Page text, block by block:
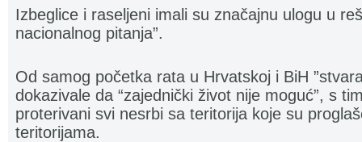
Izbeglice i raseljeni imali su značajnu ulogu u
nacionalnog pitanja”.
Od samog početka rata u Hrvatskoj i BiH
dokazivale da “zajednički život nije moguć”, s
proterivani svi nesrbi sa teritorija koje su
teritorijama.